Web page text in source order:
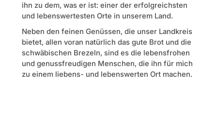
ihn zu dem, was er ist: einer der erfolgreichsten
und lebenswertesten Orte in unserem Land.
Neben den feinen Genüssen, die unser Landkreis
bietet, allen voran natürlich das gute Brot und die
schwäbischen Brezeln, sind es die lebensfrohen
und genussfreudigen Menschen, die ihn für mich
zu einem liebens- und lebenswerten Ort machen.